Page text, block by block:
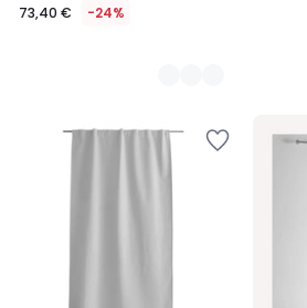
73,40 € -24%